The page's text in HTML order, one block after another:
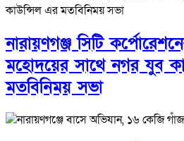
নারায়ণগঞ্জ সিটি
মহোদয়ের সাথে নগর যুব
মতবিনিময় সভা